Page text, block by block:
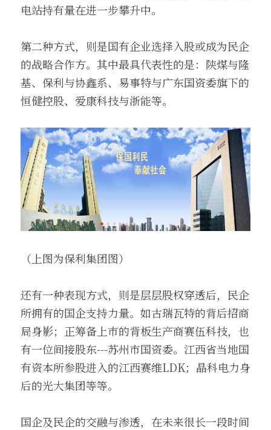
电站持有量在进一步攀升中。
第二种方式，则是国有企业选择入股或成为民企
的战略合作方。其中最具代表性的是：陕煤与隆
基、保利与协鑫系、易事特与广东国资委旗下的
恒健控股、爱康科技与浙能等。
（上图为保利集团图）
还有一种表现方式，则是层层股权穿透后，民企
所拥有的国企支持力量。如古瑞瓦特的背后招商
局身影；正筹备上市的背板生产商赛伍科技，也
有一位间接股东---苏州市国资委。江西省当地国
有资本所参股进入的江西赛维LDK；晶科电力身
后的光大集团等等。
国企及民企的交融与渗透，在未来很长一段时间